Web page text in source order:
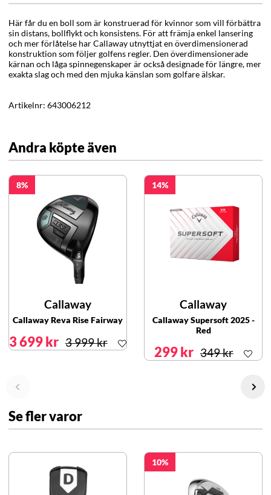
Här får du en boll som är konstruerad för kvinnor som vill förbättra
sin distans, bollflykt och konsistens. För att främja enkel lansering
och mer förlåtelse har Callaway utnyttjat en överdimensionerad
konstruktion som följer golfens regler. Den överdimensionerade
kärnan och låga spinnegenskaper är också designade för längre, mer
exakta slag och med den mjuka känslan som golfare älskar.
Artikelnr: 643006212
Andra köpte även
8
Callaway
Callaway Reva Rise Fairway
3 699 kr 3 999 kr
14
Callaway
Callaway Supersoft 2025 -
Red
299 kr 349 kr
Se fler varor
10